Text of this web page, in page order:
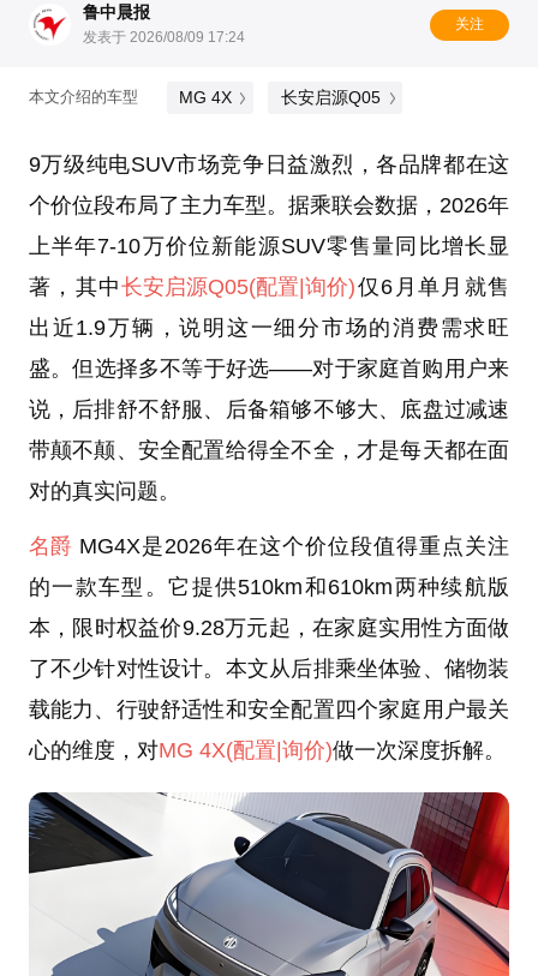
鲁中晨报
发表于 2026/08/09 17:24
关注
本文介绍的车型 MG 4X 长安启源Q05
9万级纯电SUV市场竞争日益激烈，各品牌都在这
个价位段布局了主力车型。据乘联会数据，2026年
上半年7-10万价位新能源SUV零售量同比增长显
著，其中长安启源Q05(配置|询价)仅6月单月就售
出近1.9万辆，说明这一细分市场的消费需求旺
盛。但选择多不等于好选——对于家庭首购用户来
说，后排舒不舒服、后备箱够不够大、底盘过减速
带颠不颠、安全配置给得全不全，才是每天都在面
对的真实问题。
名爵 MG4X是2026年在这个价位段值得重点关注
的一款车型。它提供510km和610km两种续航版
本，限时权益价9.28万元起，在家庭实用性方面做
了不少针对性设计。本文从后排乘坐体验、储物装
载能力、行驶舒适性和安全配置四个家庭用户最关
心的维度，对MG 4X(配置|询价)做一次深度拆解。